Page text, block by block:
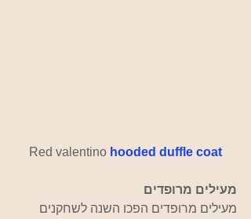
Red valentino hooded duffle coat
מעילים מרופדים
מעילים מרופדים הפכו השנה לשחקנים